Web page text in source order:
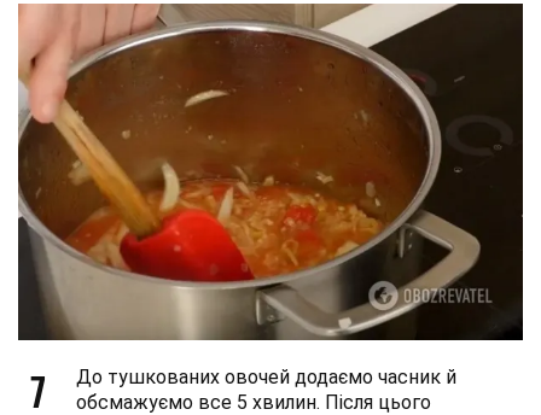
7
До тушкованих овочей додаємо часник й
обсмажуємо все 5 хвилин. Після цього